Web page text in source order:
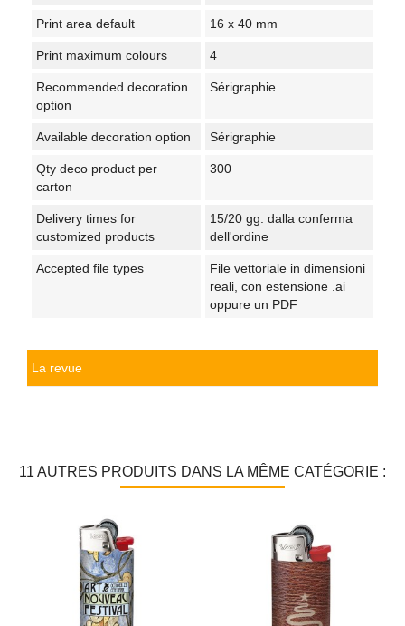
Print area default 16 x 40 mm
Print maximum colours 4
Recommended decoration
option
Sérigraphie
Available decoration option Sérigraphie
Qty deco product per
carton
300
Delivery times for
customized products
15/20 gg. dalla conferma
dell'ordine
Accepted file types
File vettoriale in dimensioni
reali, con estensione .ai
oppure un PDF
La revue
11 AUTRES PRODUITS DANS LA MÊME CATÉGORIE :